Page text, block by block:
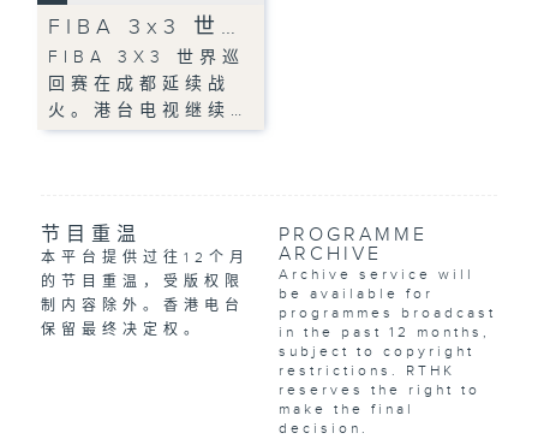
FIBA 3x3 世…
FIBA 3X3 世界巡
回赛在成都延续战
火。港台电视继续…
节目重温
本平台提供过往12个月
的节目重温，受版权限
制内容除外。香港电台
保留最终决定权。
PROGRAMME
ARCHIVE
Archive service will
be available for
programmes broadcast
in the past 12 months,
subject to copyright
restrictions. RTHK
reserves the right to
make the final
decision.